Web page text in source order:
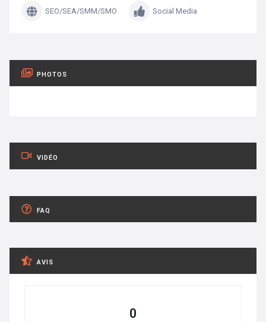
SEO/SEA/SMM/SMO Social Media
PHOTOS
VIDÉO
FAQ
AVIS
0